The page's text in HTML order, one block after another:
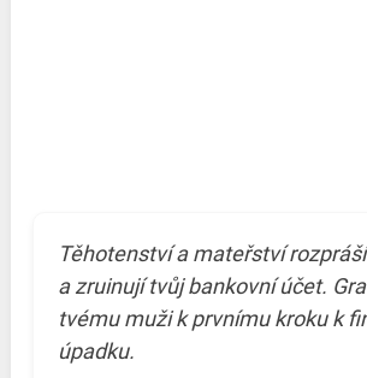
Těhotenství a mateřství
a zruinují tvůj bankovní účet.
tvému muži k prvnímu kroku k
úpadku.